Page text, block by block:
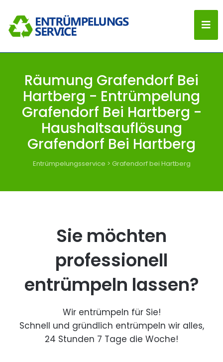
Räumung Grafendorf Bei
Hartberg - Entrümpelung
Grafendorf Bei Hartberg -
Haushaltsauflösung
Grafendorf Bei Hartberg
Entrümpelungsservice > Grafendorf bei Hartberg
Sie möchten
professionell
entrümpeln lassen?
Wir entrümpeln für Sie!
Schnell und gründlich entrümpeln wir alles,
24 Stunden 7 Tage die Woche!